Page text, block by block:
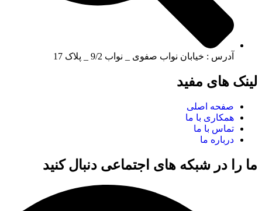
آدرس : خیابان نواب صفوی _ نواب 9/2 _ پلاک 17
لینک های مفید
صفحه اصلی
همکاری با ما
تماس با ما
درباره ما
ما را در شبکه های اجتماعی دنبال کنید